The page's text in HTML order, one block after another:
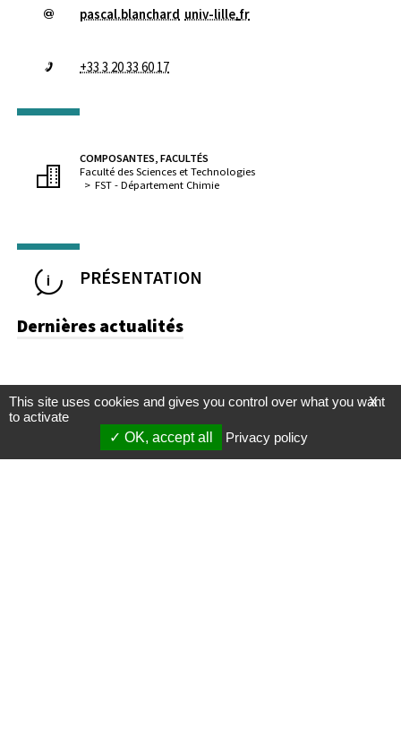
pascal.blanchard univ-lille.fr
+33 3 20 33 60 17
COMPOSANTES, FACULTÉS
Faculté des Sciences et Technologies
FST - Département Chimie
PRÉSENTATION
Dernières actualités
X
This site uses cookies and gives you control over what you want
to activate
OK, accept all
Privacy policy